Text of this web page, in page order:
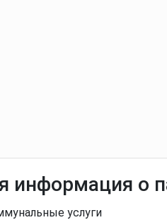
информация о
услуги